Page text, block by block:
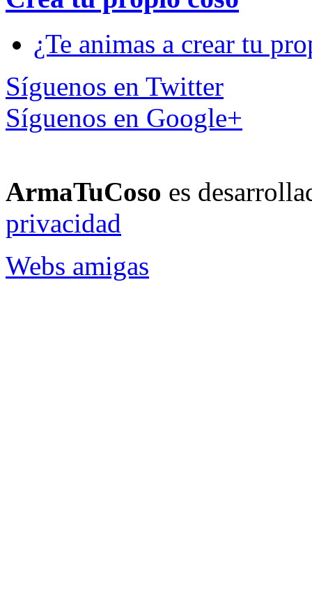
¿Te animas a crear tu
Síguenos en Twitter
Síguenos en Google+
ArmaTuCoso es
privacidad
Webs amigas